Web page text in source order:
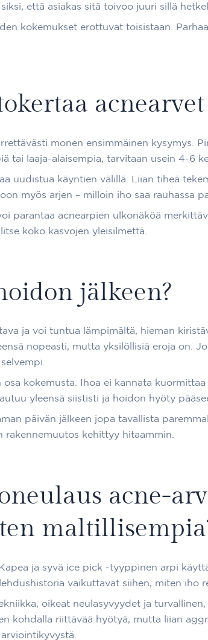
että asiakas sitä toivoo juuri sillä
kokemukset erottuvat toisistaan.
acnearvet
monen ensimmäinen kysymys.
tai laaja-alaisempia, tarvitaan usein 4-6
uudistua käyntien välillä. Liian tiheä
myös arjen – milloin iho saa rauhassa
parantaa acnearpien ulkonäköä
koko kasvojen yleisilmettä.
jälkeen?
ja voi tuntua lämpimältä, hieman
nopeasti, mutta yksilöllisiä eroja on.
osa kokemusta. Ihoa ei kannata
yleensä siististi ja hoidon hyöty
päivän jälkeen jopa tavallista
rakennemuutos kehittyy hitaammin.
acne-
ja syvä ice pick -tyyppinen arpi
vaikuttavat siihen, miten iho
oikeat neulasyvyydet ja
kohdalla riittävää hyötyä, mutta liian